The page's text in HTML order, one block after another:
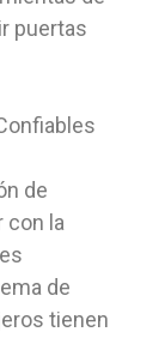
puertas
de
con la
de
tienen